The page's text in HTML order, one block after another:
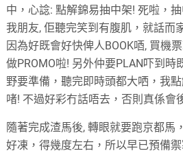
中，心諗:點解錦易抽中架!死啦，
我朋友,佢聽完笑到有腹肌，就話而
因為好既會好快俾人BOOK唒, 買機
做PROMO啦! 另外仲要PLAN吓到時
野要準備，聽完即時頭都大哂，我
啫! 不過好彩冇話唔去，否則真係會
隨著完成渣馬後,轉眼就要跑京都馬
好凍，得幾度左右，所以早已預備